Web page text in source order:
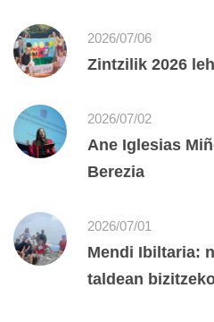
2026/07/06
Zintzilik 2026
2026/07/02
Ane Iglesias
Berezia
2026/07/01
Mendi Ibiltaria:
taldean